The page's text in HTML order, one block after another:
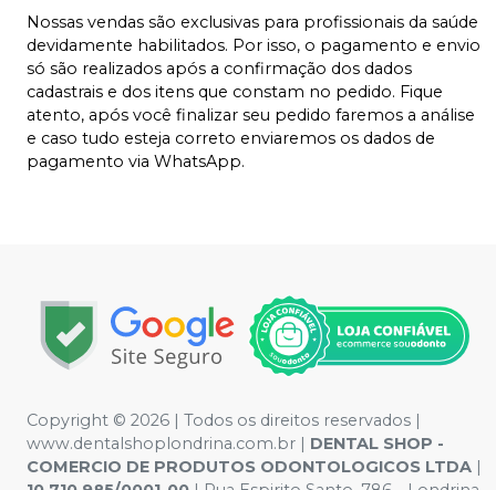
Nossas vendas são exclusivas para profissionais da saúde
devidamente habilitados. Por isso, o pagamento e envio
só são realizados após a confirmação dos dados
cadastrais e dos itens que constam no pedido. Fique
atento, após você finalizar seu pedido faremos a análise
e caso tudo esteja correto enviaremos os dados de
pagamento via WhatsApp.
Copyright © 2026 | Todos os direitos reservados |
www.dentalshoplondrina.com.br | DENTAL SHOP -
COMERCIO DE PRODUTOS ODONTOLOGICOS LTDA |